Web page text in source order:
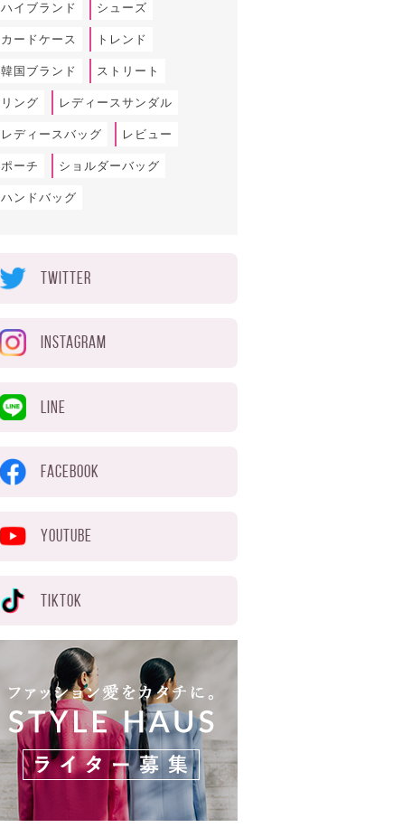
ハイブランド シューズ
カードケース トレンド
韓国ブランド ストリート
リング レディースサンダル
レディースバッグ レビュー
ポーチ ショルダーバッグ
ハンドバッグ
TWITTER
INSTAGRAM
LINE
FACEBOOK
YOUTUBE
TIKTOK